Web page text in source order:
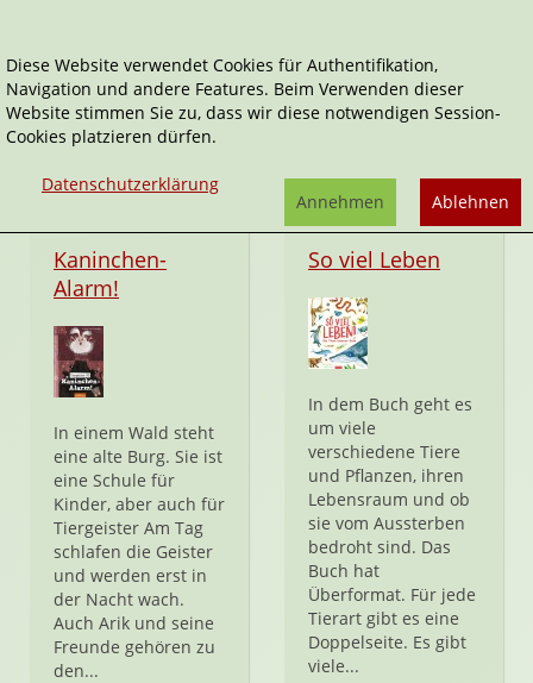
ars Edition
Kaninchen-
Alarm!
In einem Wald steht
eine alte Burg. Sie ist
eine Schule für
Kinder, aber auch für
Tiergeister Am Tag
schlafen die Geister
und werden erst in
der Nacht wach.
Auch Arik und seine
Freunde gehören zu
den...
Hardcover
So viel Leben
In dem Buch geht es
um viele
verschiedene Tiere
und Pflanzen, ihren
Lebensraum und ob
sie vom Aussterben
bedroht sind. Das
Buch hat
Überformat. Für jede
Tierart gibt es eine
Doppelseite. Es gibt
viele...
Diese Website verwendet Cookies für Authentifikation,
Navigation und andere Features. Beim Verwenden dieser
Website stimmen Sie zu, dass wir diese notwendigen Session-
Cookies platzieren dürfen.
Datenschutzerklärung
Ablehnen
Annehmen